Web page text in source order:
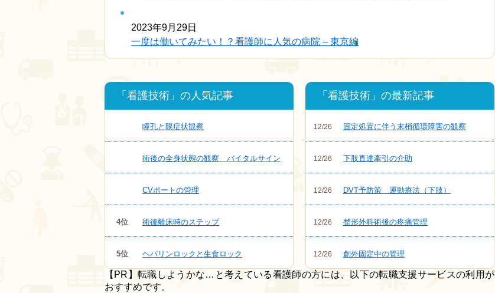
2023年9月29日
一度は働いてみたい！？看護師に人気の病院 – 東京編
「看護技術」の人気記事
瞳孔と眼症状観察
術後の全身状態の観察 バイタルサイン
CVポートの管理
4位 術後離床時のステップ
5位 ヘパリンロックと生食ロック
「看護技術」の最新記事
12/26 固定処置に伴う末梢循環障害の観察
12/26 下肢直達牽引の介助
12/26 DVT予防策 運動療法（下肢）
12/26 整形外科術後の疼痛管理
12/26 創外固定中の管理
【PR】転職しようかな…と考えている看護師の方には、以下の転職支援サービスの利用が
おすすめです。